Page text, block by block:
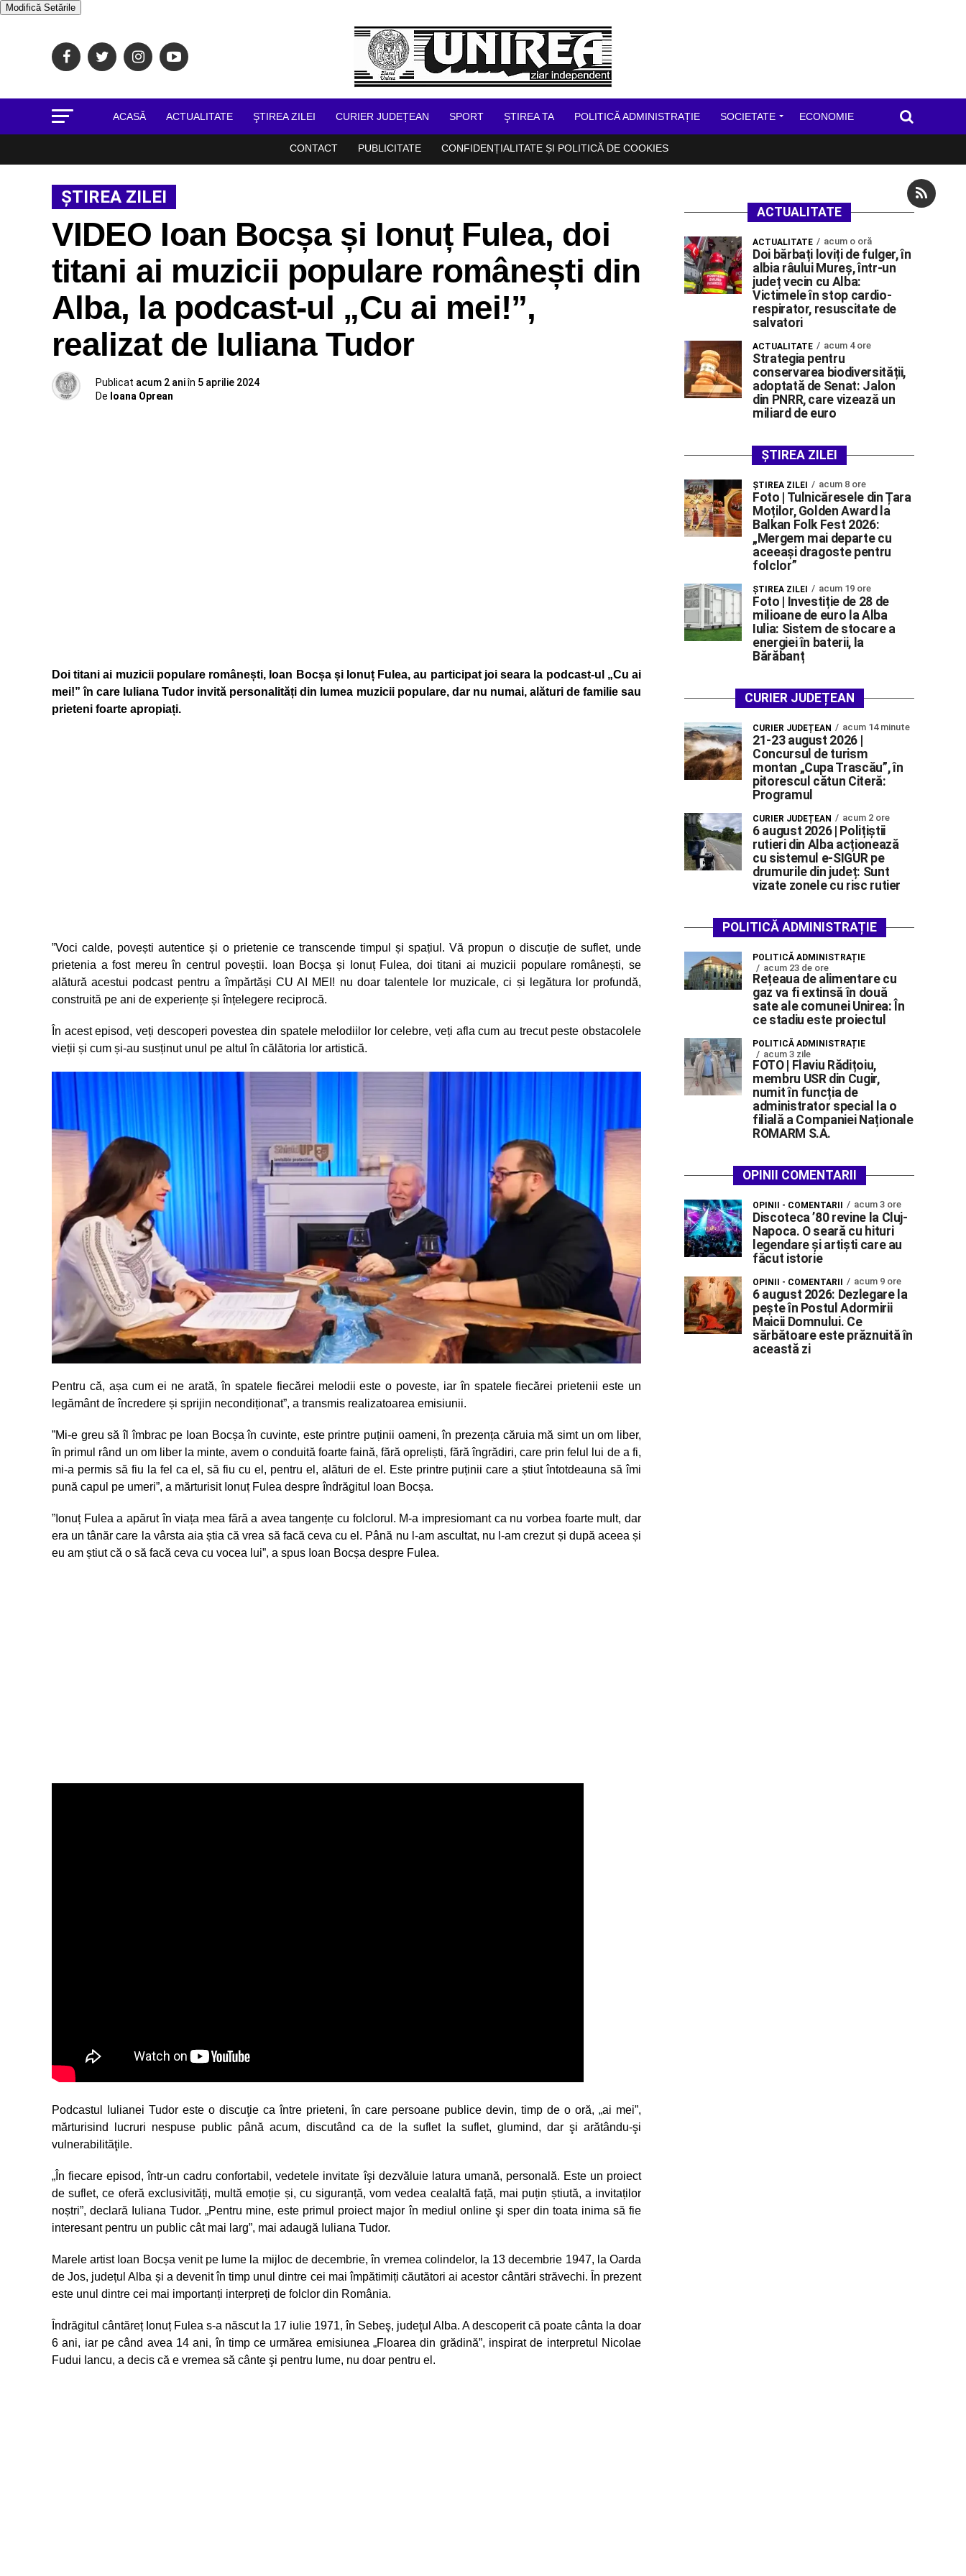
Modifică Setările
ACASĂ ACTUALITATE ŞTIREA ZILEI CURIER JUDEȚEAN SPORT ŞTIREA TA POLITICĂ ADMINISTRAȚIE SOCIETATE ECONOMIE
CONTACT PUBLICITATE CONFIDENȚIALITATE ȘI POLITICĂ DE COOKIES
ŞTIREA ZILEI
VIDEO Ioan Bocșa și Ionuț Fulea, doi
titani ai muzicii populare românești din
Alba, la podcast-ul „Cu ai mei!”,
realizat de Iuliana Tudor
Publicat acum 2 aniîn 5 aprilie 2024
De Ioana Oprean
Doi titani ai muzicii populare românești, Ioan Bocșa și Ionuț Fulea, au participat joi seara la podcast-ul „Cu ai
mei!” în care Iuliana Tudor invită personalități din lumea muzicii populare, dar nu numai, alături de familie sau
prieteni foarte apropiați.
”Voci calde, povești autentice și o prietenie ce transcende timpul și spațiul. Vă propun o discuție de suflet, unde
prietenia a fost mereu în centrul poveștii. Ioan Bocșa și Ionuț Fulea, doi titani ai muzicii populare românești, se
alătură acestui podcast pentru a împărtăși CU AI MEI! nu doar talentele lor muzicale, ci și legătura lor profundă,
construită pe ani de experiențe și înțelegere reciprocă.
În acest episod, veți descoperi povestea din spatele melodiilor lor celebre, veți afla cum au trecut peste obstacolele
vieții și cum și-au susținut unul pe altul în călătoria lor artistică.
Pentru că, așa cum ei ne arată, în spatele fiecărei melodii este o poveste, iar în spatele fiecărei prietenii este un
legământ de încredere și sprijin necondiționat”, a transmis realizatoarea emisiunii.
”Mi-e greu să îl îmbrac pe Ioan Bocșa în cuvinte, este printre puținii oameni, în prezența căruia mă simt un om liber,
în primul rând un om liber la minte, avem o conduită foarte faină, fără opreliști, fără îngrădiri, care prin felul lui de a fi,
mi-a permis să fiu la fel ca el, să fiu cu el, pentru el, alături de el. Este printre puținii care a știut întotdeauna să îmi
pună capul pe umeri”, a mărturisit Ionuț Fulea despre îndrăgitul Ioan Bocșa.
”Ionuț Fulea a apărut în viața mea fără a avea tangențe cu folclorul. M-a impresiomant ca nu vorbea foarte mult, dar
era un tânăr care la vârsta aia știa că vrea să facă ceva cu el. Până nu l-am ascultat, nu l-am crezut și după aceea și
eu am știut că o să facă ceva cu vocea lui”, a spus Ioan Bocșa despre Fulea.
Podcastul Iulianei Tudor este o discuţie ca între prieteni, în care persoane publice devin, timp de o oră, „ai mei”,
mărturisind lucruri nespuse public până acum, discutând ca de la suflet la suflet, glumind, dar şi arătându-şi
vulnerabilităţile.
„În fiecare episod, într-un cadru confortabil, vedetele invitate îşi dezvăluie latura umană, personală. Este un proiect
de suflet, ce oferă exclusivități, multă emoție și, cu siguranță, vom vedea cealaltă față, mai puțin știută, a invitaților
noștri”, declară Iuliana Tudor. „Pentru mine, este primul proiect major în mediul online şi sper din toata inima să fie
interesant pentru un public cât mai larg”, mai adaugă Iuliana Tudor.
Marele artist Ioan Bocșa venit pe lume la mijloc de decembrie, în vremea colindelor, la 13 decembrie 1947, la Oarda
de Jos, județul Alba și a devenit în timp unul dintre cei mai împătimiți căutători ai acestor cântări străvechi. În prezent
este unul dintre cei mai importanți interpreți de folclor din România.
Îndrăgitul cântăreț Ionuț Fulea s-a născut la 17 iulie 1971, în Sebeş, judeţul Alba. A descoperit că poate cânta la doar
6 ani, iar pe când avea 14 ani, în timp ce urmărea emisiunea „Floarea din grădină”, inspirat de interpretul Nicolae
Fudui Iancu, a decis că e vremea să cânte şi pentru lume, nu doar pentru el.
ACTUALITATE
ACTUALITATE acum o oră
Doi bărbați loviți de fulger, în
albia râului Mureș, într-un
județ vecin cu Alba:
Victimele în stop cardio-
respirator, resuscitate de
salvatori
ACTUALITATE acum 4 ore
Strategia pentru
conservarea biodiversității,
adoptată de Senat: Jalon
din PNRR, care vizează un
miliard de euro
ȘTIREA ZILEI
ŞTIREA ZILEI acum 8 ore
Foto | Tulnicăresele din Țara
Moților, Golden Award la
Balkan Folk Fest 2026:
„Mergem mai departe cu
aceeași dragoste pentru
folclor”
ŞTIREA ZILEI acum 19 ore
Foto | Investiție de 28 de
milioane de euro la Alba
Iulia: Sistem de stocare a
energiei în baterii, la
Bărăbanț
CURIER JUDEȚEAN
CURIER JUDEȚEAN acum 14 minute
21-23 august 2026 |
Concursul de turism
montan „Cupa Trascău”, în
pitorescul cătun Citeră:
Programul
CURIER JUDEȚEAN acum 2 ore
6 august 2026 | Polițiștii
rutieri din Alba acționează
cu sistemul e-SIGUR pe
drumurile din județ: Sunt
vizate zonele cu risc rutier
POLITICĂ ADMINISTRAȚIE
POLITICĂ ADMINISTRAȚIE
acum 23 de ore
Rețeaua de alimentare cu
gaz va fi extinsă în două
sate ale comunei Unirea: În
ce stadiu este proiectul
POLITICĂ ADMINISTRAȚIE
acum 3 zile
FOTO | Flaviu Rădițoiu,
membru USR din Cugir,
numit în funcția de
administrator special la o
filială a Companiei Naționale
ROMARM S.A.
OPINII COMENTARII
OPINII - COMENTARII acum 3 ore
Discoteca ’80 revine la Cluj-
Napoca. O seară cu hituri
legendare și artiști care au
făcut istorie
OPINII - COMENTARII acum 9 ore
6 august 2026: Dezlegare la
pește în Postul Adormirii
Maicii Domnului. Ce
sărbătoare este prăznuită în
această zi